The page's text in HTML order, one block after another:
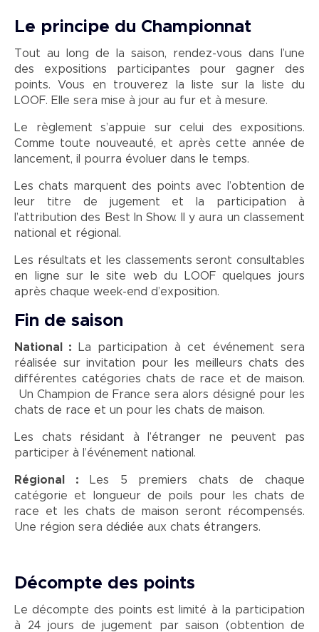
Le principe du Championnat
Tout au long de la saison, rendez-vous dans l’une
des expositions participantes pour gagner des
points. Vous en trouverez la liste sur la liste du
LOOF. Elle sera mise à jour au fur et à mesure.
Le règlement s’appuie sur celui des expositions.
Comme toute nouveauté, et après cette année de
lancement, il pourra évoluer dans le temps.
Les chats marquent des points avec l’obtention de
leur titre de jugement et la participation à
l’attribution des Best In Show. Il y aura un classement
national et régional.
Les résultats et les classements seront consultables
en ligne sur le site web du LOOF quelques jours
après chaque week-end d’exposition.
Fin de saison
National :
La participation à cet événement sera
réalisée sur invitation pour les meilleurs chats des
différentes catégories chats de race et de maison.
Un Champion de France sera alors désigné pour les
chats de race et un pour les chats de maison.
Les chats résidant à l’étranger ne peuvent pas
participer à l’événement national.
Régional : Les 5 premiers chats de chaque
catégorie et longueur de poils pour les chats de
race et les chats de maison seront récompensés.
Une région sera dédiée aux chats étrangers.
Décompte des points
Le décompte des points est limité à la participation
à 24 jours de jugement par saison (obtention de